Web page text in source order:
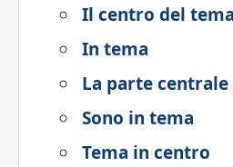
Il centro del tema
In tema
La parte
Sono in tema
Tema in centro